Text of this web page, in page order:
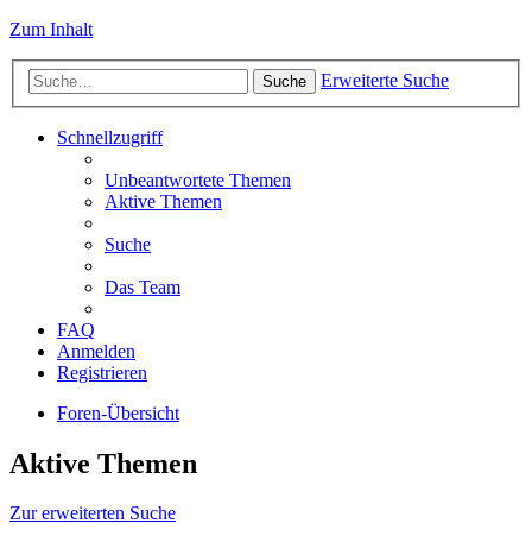
Zum Inhalt
Suche Erweiterte Suche
Schnellzugriff
Unbeantwortete Themen
Aktive Themen
Suche
Das Team
FAQ
Anmelden
Registrieren
Foren-Übersicht
Aktive Themen
Zur erweiterten Suche